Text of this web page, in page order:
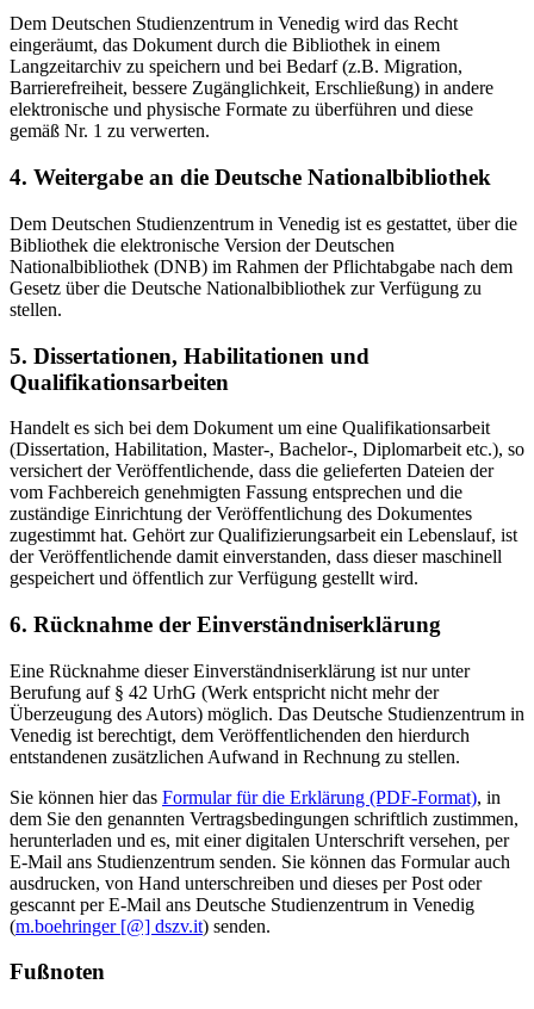
Dem Deutschen Studienzentrum in Venedig wird das Recht
eingeräumt, das Dokument durch die Bibliothek in einem
Langzeitarchiv zu speichern und bei Bedarf (z.B. Migration,
Barrierefreiheit, bessere Zugänglichkeit, Erschließung) in andere
elektronische und physische Formate zu überführen und diese
gemäß Nr. 1 zu verwerten.
4. Weitergabe an die Deutsche Nationalbibliothek
Dem Deutschen Studienzentrum in Venedig ist es gestattet, über die
Bibliothek die elektronische Version der Deutschen
Nationalbibliothek (DNB) im Rahmen der Pflichtabgabe nach dem
Gesetz über die Deutsche Nationalbibliothek zur Verfügung zu
stellen.
5. Dissertationen, Habilitationen und
Qualifikationsarbeiten
Handelt es sich bei dem Dokument um eine Qualifikationsarbeit
(Dissertation, Habilitation, Master-, Bachelor-, Diplomarbeit etc.), so
versichert der Veröffentlichende, dass die gelieferten Dateien der
vom Fachbereich genehmigten Fassung entsprechen und die
zuständige Einrichtung der Veröffentlichung des Dokumentes
zugestimmt hat. Gehört zur Qualifizierungsarbeit ein Lebenslauf, ist
der Veröffentlichende damit einverstanden, dass dieser maschinell
gespeichert und öffentlich zur Verfügung gestellt wird.
6. Rücknahme der Einverständniserklärung
Eine Rücknahme dieser Einverständniserklärung ist nur unter
Berufung auf § 42 UrhG (Werk entspricht nicht mehr der
Überzeugung des Autors) möglich. Das Deutsche Studienzentrum in
Venedig ist berechtigt, dem Veröffentlichenden den hierdurch
entstandenen zusätzlichen Aufwand in Rechnung zu stellen.
Sie können hier das Formular für die Erklärung (PDF-Format), in
dem Sie den genannten Vertragsbedingungen schriftlich zustimmen,
herunterladen und es, mit einer digitalen Unterschrift versehen, per
E-Mail ans Studienzentrum senden. Sie können das Formular auch
ausdrucken, von Hand unterschreiben und dieses per Post oder
gescannt per E-Mail ans Deutsche Studienzentrum in Venedig
(m.boehringer [@] dszv.it) senden.
Fußnoten